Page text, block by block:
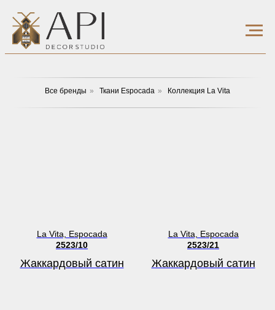
Все бренды » Ткани Espocada » Коллекция La Vita
La Vita, Espocada
2523/10
Жаккардовый сатин
La Vita, Espocada
2523/21
Жаккардовый сатин